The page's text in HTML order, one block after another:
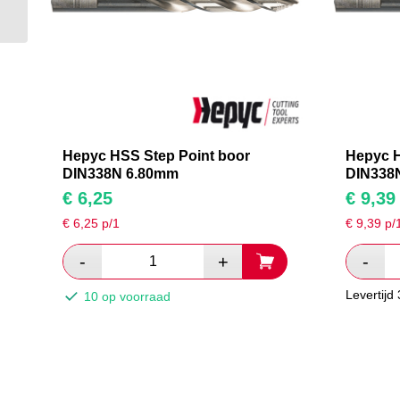
Hepyc HSS Step Point boor
DIN338N 6.80mm
€ 6,25
€ 6,25 p/1
10 op voorraad
Hepyc
€ 9,39
€9,39 p/
Levertijd
boor DIN338N 9.00mm